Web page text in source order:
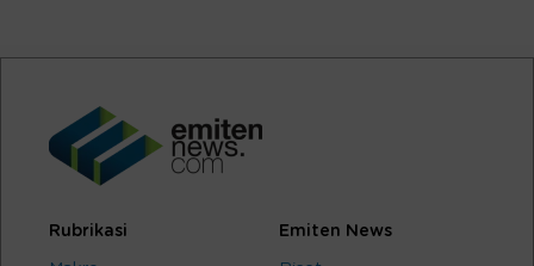
Rubrikasi Emiten News